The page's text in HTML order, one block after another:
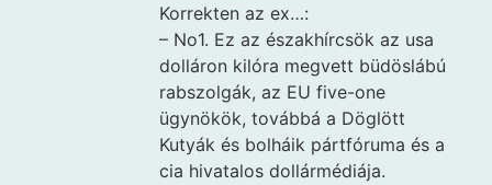
Korrekten az ex…:
– No1. Ez az északhírcsök az usa
dolláron kilóra megvett büdöslábú
rabszolgák, az EU five-one
ügynökök, továbbá a Döglött
Kutyák és bolháik pártfóruma és a
cia hivatalos dollármédiája.